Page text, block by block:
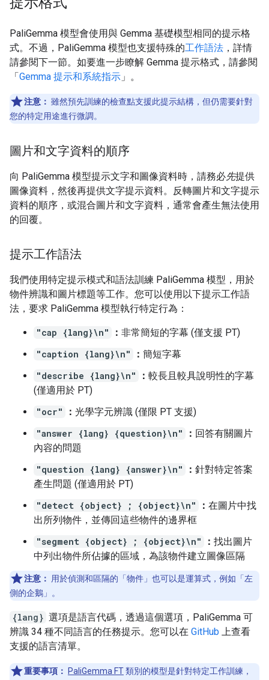
PaliGemma 模型會使用與 Gemma 基礎模型相同的提示格
式。不過，PaliGemma 模型也支援特殊的工作語法 ，詳情
請參閱下一節。如要進一步瞭解 Gemma 提示格式，請參閱
「Gemma 提示和系統指示 」。
注意： 雖然預先訓練的檢查點支援此提示結構，但仍需要針對
您的特定用途進行微調。
圖片和文字資料的順序
向 PaliGemma 模型提示文字和圖像資料時，請務必先提供
圖像資料，然後再提供文字提示資料。反轉圖片和文字提示
資料的順序，或混合圖片和文字資料，通常會產生無法使用
的回覆。
提示工作語法
我們使用特定提示模式和語法訓練 PaliGemma 模型，用於
物件辨識和圖片標題等工作。您可以使用以下提示工作語
法，要求 PaliGemma 模型執行特定行為：
"cap {lang}\n" ： 非常簡短的字幕 (僅支援 PT)
"caption {lang}\n"
： 簡短字幕
"describe {lang}\n"
： 較長且較具說明性的字幕
(僅適用於 PT)
"ocr"
： 光學字元辨識 (僅限 PT 支援)
"answer {lang} {question}\n"
： 回答有關圖片
內容的問題
"question {lang} {answer}\n"
： 針對特定答案
產生問題 (僅適用於 PT)
"detect {object} ; {object}\n"
： 在圖片中找
出所列物件，並傳回這些物件的邊界框
"segment {object} ; {object}\n"
： 找出圖片
中列出物件所佔據的區域，為該物件建立圖像區隔
注意：
用於偵測和區隔的「物件」也可以是運算式，例如「左
側的企鵝」。
{lang} 選項是語言代碼，透過這個選項，PaliGemma 可
辨識 34 種不同語言的任務提示。您可以在 GitHub 上查看
支援的語言清單。
重要事項： PaliGemma FT類別的模型是針對特定工作訓練，